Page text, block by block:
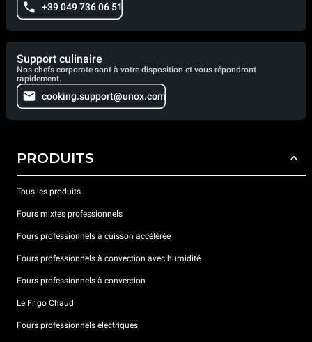
+39 049 736 06 51
Support culinaire
Nos chefs corporate sont à votre disposition et vous répondront
rapidement.
cooking.support@unox.com
PRODUITS
Tous les produits
Fours mixtes professionnels
Fours professionnels à cuisson accélérée
Fours professionnels à convection avec humidité
Fours professionnels à convection
Le Frigo Chaud
Fours professionnels électriques